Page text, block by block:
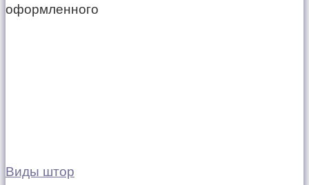
оформленного
Виды штор